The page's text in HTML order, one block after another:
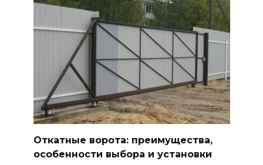
Откатные ворота: преимущества,
особенности выбора и установки